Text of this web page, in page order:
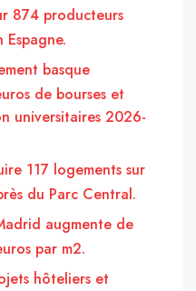
874 producteurs
Espagne.
basque
de bourses et
universitaires 2026-
117 logements sur
du Parc Central.
augmente de
par m2.
hôteliers et